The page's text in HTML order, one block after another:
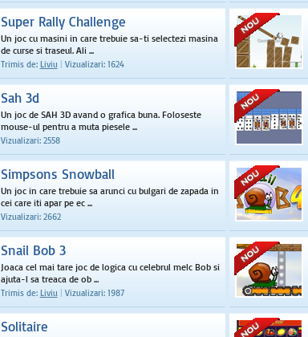
Super Rally Challenge
Un joc cu masini in care trebuie sa-ti selectezi masina
de curse si traseul. Ali ...
Trimis de: Liviu Vizualizari: 1624
Sah 3d
Un joc de SAH 3D avand o grafica buna. Foloseste
mouse-ul pentru a muta piesele ...
Vizualizari: 2558
Simpsons Snowball
Un joc in care trebuie sa arunci cu bulgari de zapada in
cei care iti apar pe ec ...
Vizualizari: 2662
Snail Bob 3
Joaca cel mai tare joc de logica cu celebrul melc Bob si
ajuta-l sa treaca de ob ...
Trimis de: Liviu Vizualizari: 1987
Solitaire